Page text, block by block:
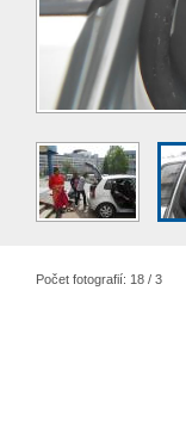
Počet fotografií: 18 / 3